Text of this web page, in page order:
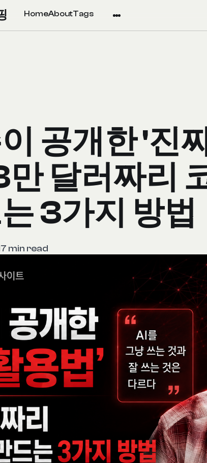
HomeAboutTags
공개한 '진
만 달러짜리
3가지 방법
min read